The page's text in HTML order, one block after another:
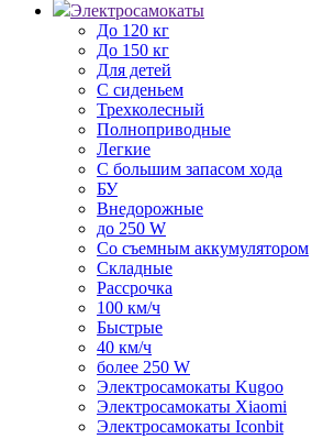
Электросамокаты
До 120 кг
До 150 кг
Для детей
С сиденьем
Трехколесный
Полноприводные
Легкие
С большим запасом хода
БУ
Внедорожные
до 250 W
Со съемным аккумулятором
Складные
Рассрочка
100 км/ч
Быстрые
40 км/ч
более 250 W
Электросамокаты Kugoo
Электросамокаты Xiaomi
Электросамокаты Iconbit